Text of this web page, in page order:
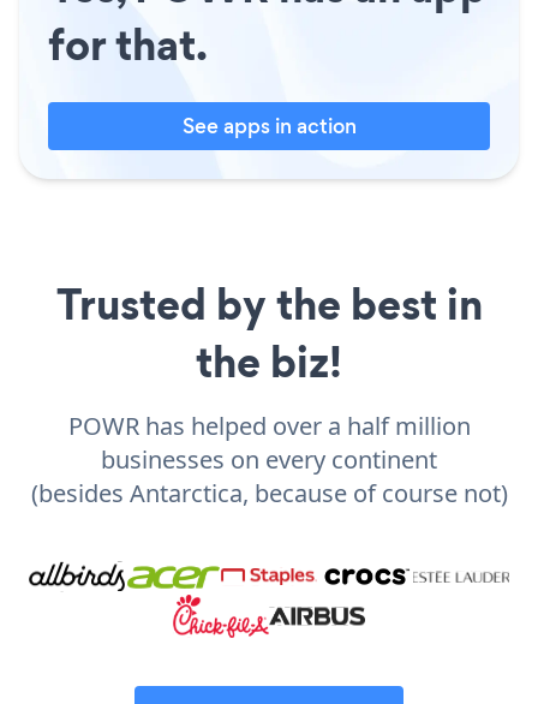
for that.
See apps in action
Trusted by the best in
the biz!
POWR has helped over a half million
businesses on every continent
(besides Antarctica, because of course not)